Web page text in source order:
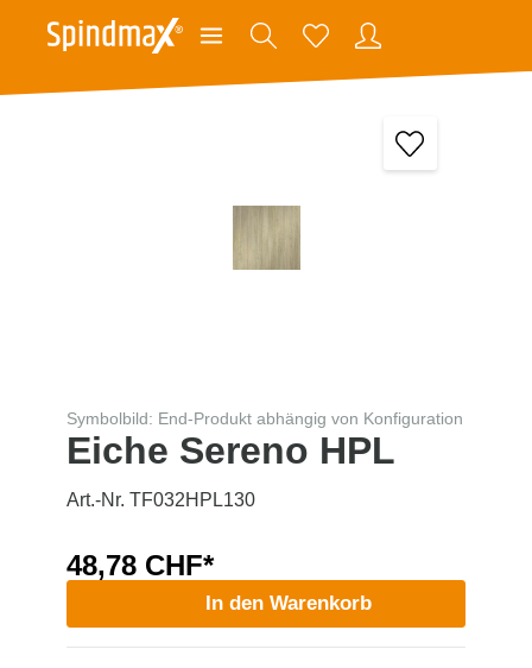
Symbolbild: End-Produkt abhängig von Konfiguration
Eiche Sereno HPL
Art.-Nr. TF032HPL130
48,78 CHF*
In den Warenkorb